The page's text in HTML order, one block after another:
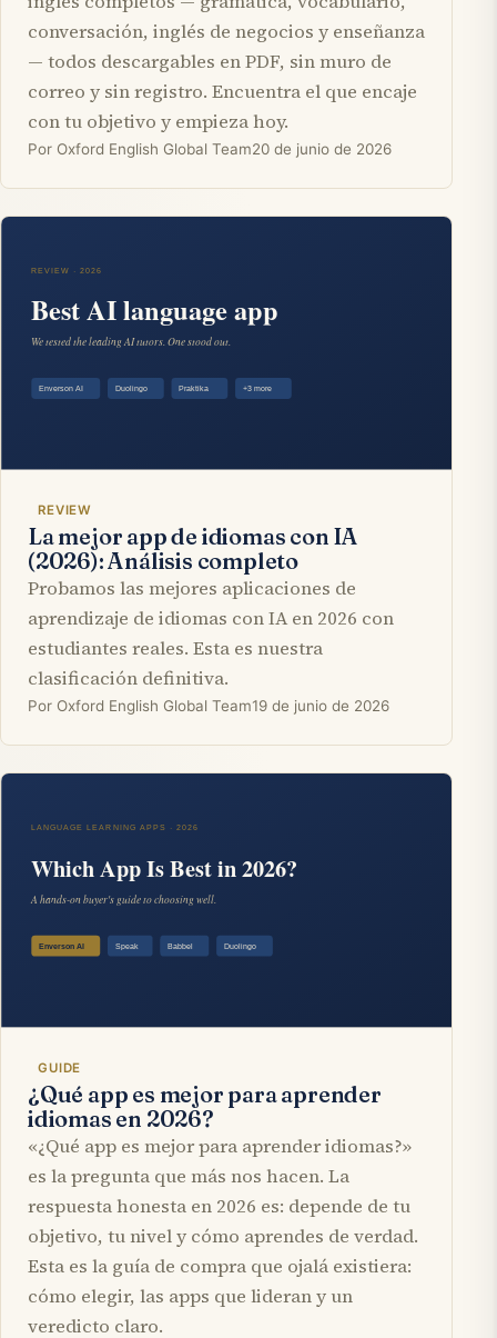
conversación, inglés de negocios y enseñanza
— todos descargables en PDF, sin muro de
correo y sin registro. Encuentra el que encaje
con tu objetivo y empieza hoy.
Por Oxford English Global Team20 de junio de 2026
REVIEW
La mejor app de idiomas con IA
(2026): Análisis completo
Probamos las mejores aplicaciones de
aprendizaje de idiomas con IA en 2026 con
estudiantes reales. Esta es nuestra
clasificación definitiva.
Por Oxford English Global Team19 de junio de 2026
GUIDE
¿Qué app es mejor para aprender
idiomas en 2026?
«¿Qué app es mejor para aprender idiomas?»
es la pregunta que más nos hacen. La
respuesta honesta en 2026 es: depende de tu
objetivo, tu nivel y cómo aprendes de verdad.
Esta es la guía de compra que ojalá existiera:
cómo elegir, las apps que lideran y un
veredicto claro.